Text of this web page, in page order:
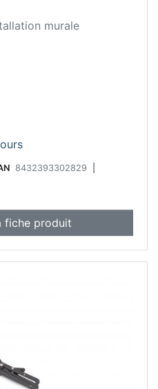
murale
8432393302829
fiche produit